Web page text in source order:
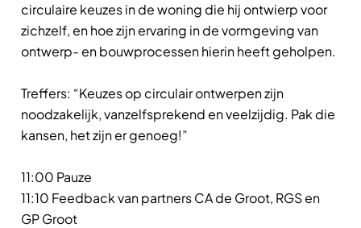
circulaire keuzes in de woning die hij ontwierp voor
zichzelf, en hoe zijn ervaring in de vormgeving van
ontwerp- en bouwprocessen hierin heeft geholpen.
Treffers: “Keuzes op circulair ontwerpen zijn
noodzakelijk, vanzelfsprekend en veelzijdig. Pak die
kansen, het zijn er genoeg!”
11:00 Pauze
11:10 Feedback van partners CA de Groot, RGS en
GP Groot